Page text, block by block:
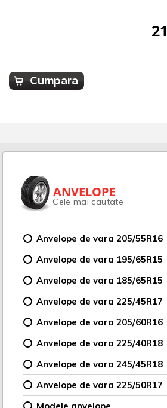
Cumpara
ANVELOPE
Cele mai cautate
Anvelope de vara 205/55R16
Anvelope de vara 195/65R15
Anvelope de vara 185/65R15
Anvelope de vara 225/45R17
Anvelope de vara 205/60R16
Anvelope de vara 225/40R18
Anvelope de vara 245/45R18
Anvelope de vara 225/50R17